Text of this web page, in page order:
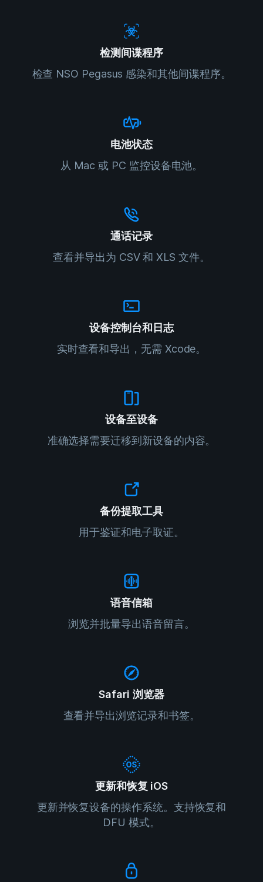
检测间谍程序
检查 NSO Pegasus 感染和其他间谍程序。
电池状态
从 Mac 或 PC 监控设备电池。
通话记录
查看并导出为 CSV 和 XLS 文件。
设备控制台和日志
实时查看和导出，无需 Xcode。
设备至设备
准确选择需要迁移到新设备的内容。
备份提取工具
用于鉴证和电子取证。
语音信箱
浏览并批量导出语音留言。
Safari 浏览器
查看并导出浏览记录和书签。
更新和恢复 iOS
更新并恢复设备的操作系统。支持恢复和
DFU 模式。